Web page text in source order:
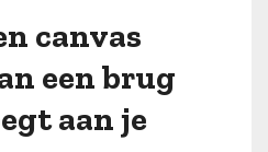
canvas
een brug
aan je